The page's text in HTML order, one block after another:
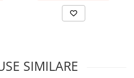
SIMILARE